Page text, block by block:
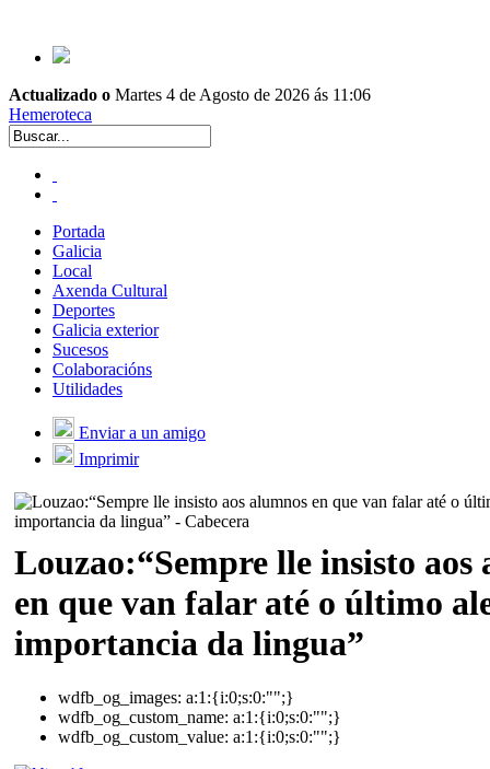
Actualizado o Martes 4 de Agosto de 2026 ás 11:06
Hemeroteca
Portada
Galicia
Local
Axenda Cultural
Deportes
Galicia exterior
Sucesos
Colaboracións
Utilidades
Enviar a un amigo
Imprimir
Louzao:“Sempre lle insisto aos
en que van falar até o último
importancia da lingua”
wdfb_og_images: a:1:{i:0;s:0:"";}
wdfb_og_custom_name: a:1:{i:0;s:0:"";}
wdfb_og_custom_value: a:1:{i:0;s:0:"";}